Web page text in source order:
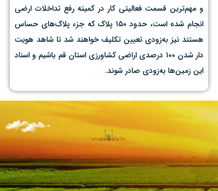
و مهم‌ترین قسمت فعالیتی کار در کمیته رفع تداخلات ارضی
انجام شده است، حدود ۱۵۰ پلاک که جزء پلاک‌های حساس
هستند نیز به‌زودی تعیین تکلیف خواهند شد تا شاهد هویت
دار شدن ۱۰۰ درصدی اراضی کشاورزی استان قم باشیم و اسناد
این زمین‌ها به‌زودی صادر شوند.